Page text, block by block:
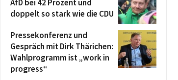
AfD bei 42 Prozent und
doppelt so stark wie die CDU
Pressekonferenz und
Gespräch mit Dirk Thärichen:
Wahlprogramm ist „work in
progress“